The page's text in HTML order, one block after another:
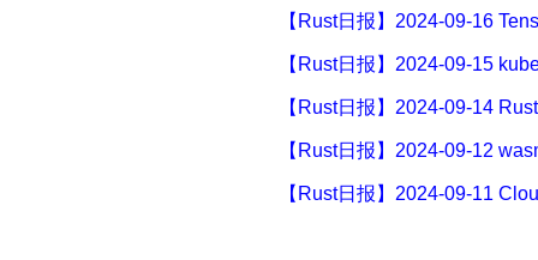
【Rust日报】2024-09-16
【Rust日报】2024-09-15
【Rust日报】2024-09-14
【Rust日报】2024-09-12
【Rust日报】2024-09-11